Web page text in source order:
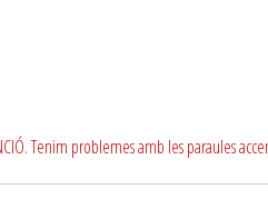
Tenim problemes amb les paraules